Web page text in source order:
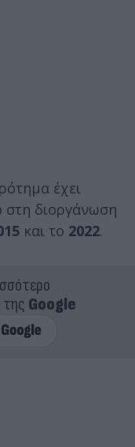
έχει
στη διοργάνωση
και το 2022.
Google